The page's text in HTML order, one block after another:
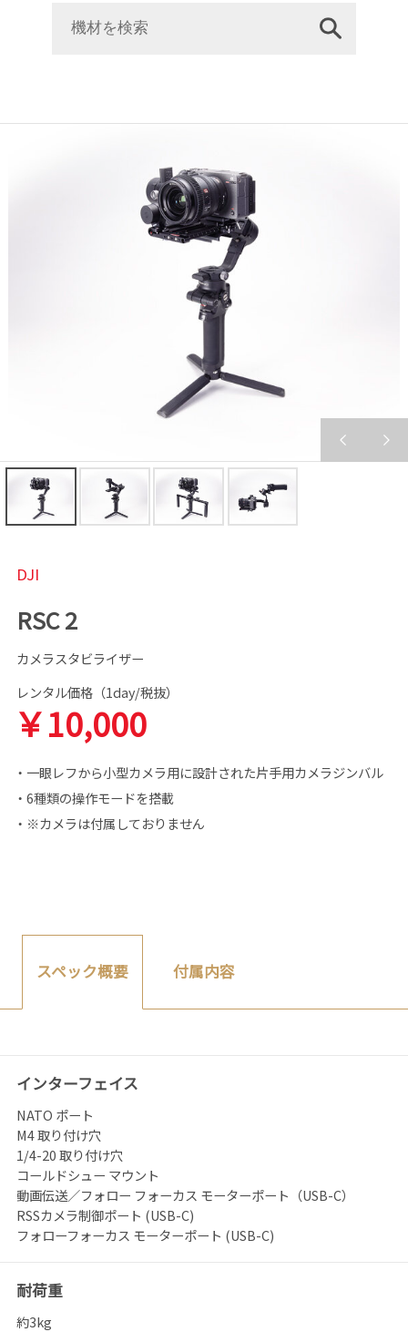
DJI
RSC 2
カメラスタビライザー
レンタル価格（1day/税抜）
￥10,000
・一眼レフから小型カメラ用に設計された片手用カメラジンバル
・6種類の操作モードを搭載
・※カメラは付属しておりません
スペック概要 付属内容
インターフェイス
NATO ポート
M4 取り付け穴
1/4-20 取り付け穴
コールドシュー マウント
動画伝送／フォロー フォーカス モーターポート（USB-C）
RSSカメラ制御ポート (USB-C)
フォローフォーカス モーターポート (USB-C)
耐荷重
約3kg